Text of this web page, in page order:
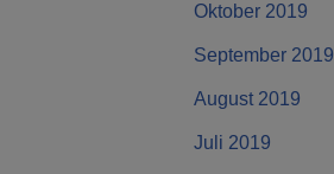
Oktober 2019
September 2019
August 2019
Juli 2019